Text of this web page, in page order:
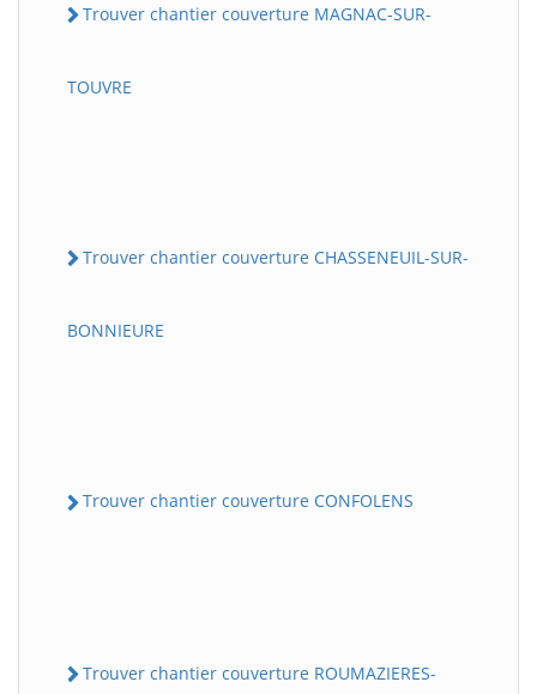
Trouver chantier couverture MAGNAC-SUR-
TOUVRE
Trouver chantier couverture CHASSENEUIL-SUR-
BONNIEURE
Trouver chantier couverture CONFOLENS
Trouver chantier couverture ROUMAZIERES-